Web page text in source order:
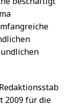
2009 für die